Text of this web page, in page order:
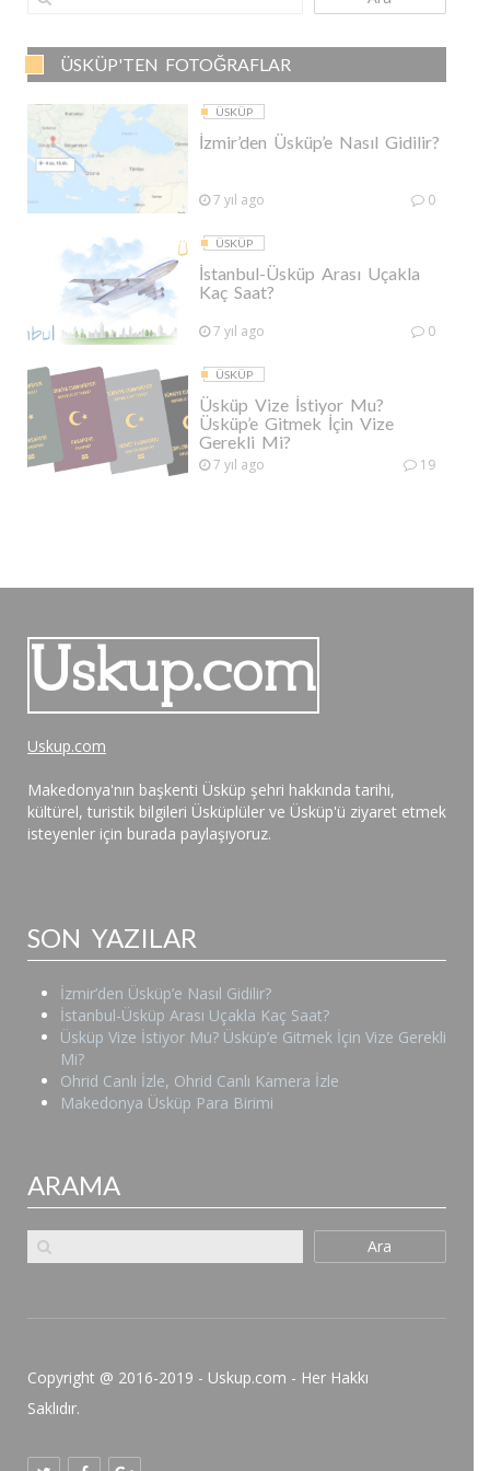
ÜSKÜP'TEN FOTOĞRAFLAR
ÜSKÜP
İzmir’den Üsküp’e Nasıl Gidilir?
7 yıl ago 0
ÜSKÜP
İstanbul-Üsküp Arası Uçakla
Kaç Saat?
7 yıl ago 0
ÜSKÜP
Üsküp Vize İstiyor Mu?
Üsküp’e Gitmek İçin Vize
Gerekli Mi?
7 yıl ago 19
Uskup.com
Makedonya'nın başkenti Üsküp şehri hakkında tarihi,
kültürel, turistik bilgileri Üsküplüler ve Üsküp'ü ziyaret etmek
isteyenler için burada paylaşıyoruz.
SON YAZILAR
İzmir’den Üsküp’e Nasıl Gidilir?
İstanbul-Üsküp Arası Uçakla Kaç Saat?
Üsküp Vize İstiyor Mu? Üsküp’e Gitmek İçin Vize Gerekli
Mi?
Ohrid Canlı İzle, Ohrid Canlı Kamera İzle
Makedonya Üsküp Para Birimi
ARAMA
Ara
Copyright @ 2016-2019 - Uskup.com - Her Hakkı
Saklıdır.